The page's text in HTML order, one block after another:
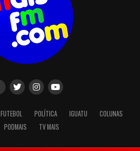
FUTEBOL POLÍTICA IGUATU
COLUNAS
PODMAIS
TV MAIS